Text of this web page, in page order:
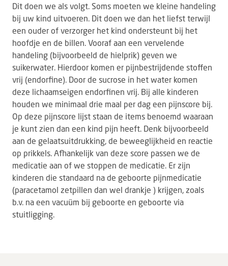
Dit doen we als volgt. Soms moeten we kleine handeling
bij uw kind uitvoeren. Dit doen we dan het liefst terwijl
een ouder of verzorger het kind ondersteunt bij het
hoofdje en de billen. Vooraf aan een vervelende
handeling (bijvoorbeeld de hielprik) geven we
suikerwater. Hierdoor komen er pijnbestrijdende stoffen
vrij (endorfine). Door de sucrose in het water komen
deze lichaamseigen endorfinen vrij. Bij alle kinderen
houden we minimaal drie maal per dag een pijnscore bij.
Op deze pijnscore lijst staan de items benoemd waaraan
je kunt zien dan een kind pijn heeft. Denk bijvoorbeeld
aan de gelaatsuitdrukking, de beweeglijkheid en reactie
op prikkels. Afhankelijk van deze score passen we de
medicatie aan of we stoppen de medicatie. Er zijn
kinderen die standaard na de geboorte pijnmedicatie
(paracetamol zetpillen dan wel drankje ) krijgen, zoals
b.v. na een vacuüm bij geboorte en geboorte via
stuitligging.